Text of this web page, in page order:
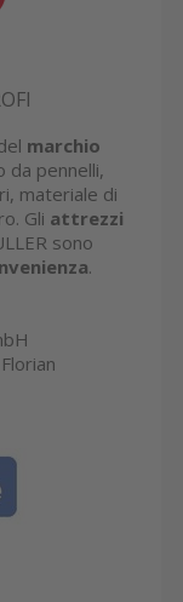
marchio
da pennelli,
materiale di
Gli attrezzi
sono
.